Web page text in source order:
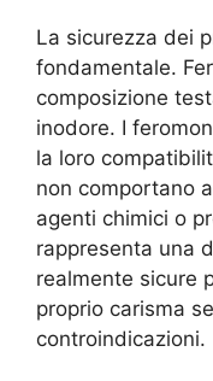
La sicurezza dei
fondamentale.
composizione
inodore. I
la loro
non comportano
agenti chimici o
rappresenta una
realmente sicure
proprio carisma
controindicazioni.